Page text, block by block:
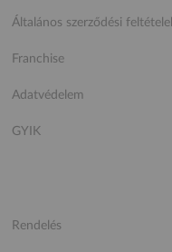
Általános szerződési
Franchise
Adatvédelem
GYIK
Rendelés